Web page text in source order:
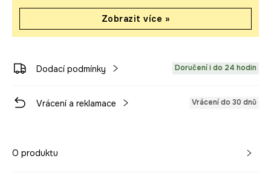
Zobrazit více »
Dodací podmínky Doručení i do 24 hodin
Vrácení a reklamace Vrácení do 30 dnů
O produktu